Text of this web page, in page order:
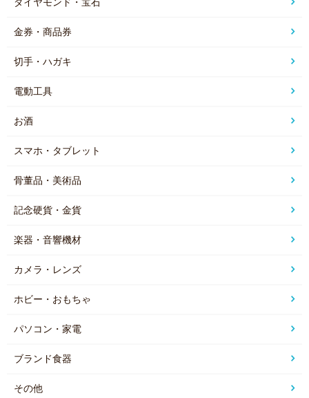
金券・商品券
切手・ハガキ
電動工具
お酒
スマホ・タブレット
骨董品・美術品
記念硬貨・金貨
楽器・音響機材
カメラ・レンズ
ホビー・おもちゃ
パソコン・家電
ブランド食器
その他